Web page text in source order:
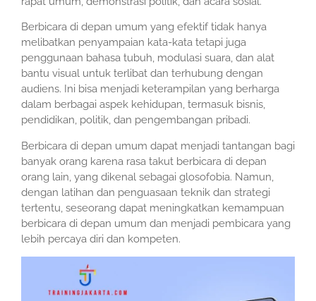
Berbicara di depan umum yang efektif tidak hanya
melibatkan penyampaian kata-kata tetapi juga
penggunaan bahasa tubuh, modulasi suara, dan alat
bantu visual untuk terlibat dan terhubung dengan
audiens. Ini bisa menjadi keterampilan yang berharga
dalam berbagai aspek kehidupan, termasuk bisnis,
pendidikan, politik, dan pengembangan pribadi.
Berbicara di depan umum dapat menjadi tantangan bagi
banyak orang karena rasa takut berbicara di depan
orang lain, yang dikenal sebagai glosofobia. Namun,
dengan latihan dan penguasaan teknik dan strategi
tertentu, seseorang dapat meningkatkan kemampuan
berbicara di depan umum dan menjadi pembicara yang
lebih percaya diri dan kompeten.